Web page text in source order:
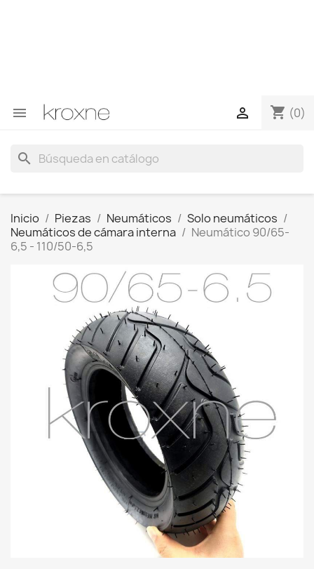
 shopping_cart (0)

search
Inicio Piezas Neumáticos
Solo neumáticos
Neumáticos de cámara interna
Neumático 90/65-
6,5 - 110/50-6,5